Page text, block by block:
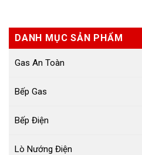
DANH MỤC SẢN PHẨM
Gas An Toàn
Bếp Gas
Bếp Điện
Lò Nướng Điện